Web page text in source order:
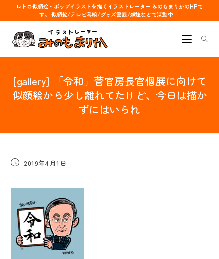
レトロ似顔絵・ポップイラストを描くイラストレーター みのもまりかのHPで
す。 似顔絵/テレビ番組/グッズ書籍/雑誌などで活動中
[gallery] 「令和」菅官房長官個展に向けて
似顔絵から少し離れてたけど、今日は描か
ずにはいられ
投
開
2019年4月1日